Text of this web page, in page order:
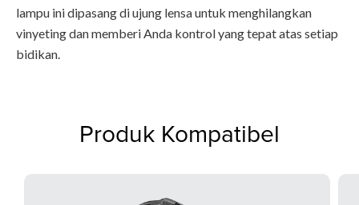
lampu ini dipasang di ujung lensa untuk menghilangkan
vinyeting dan memberi Anda kontrol yang tepat atas setiap
bidikan.
Produk Kompatibel